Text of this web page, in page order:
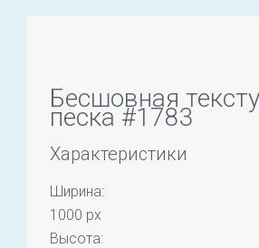
Бесшовная
песка #1783
Характеристики
Ширина:
1000 px
Высота: